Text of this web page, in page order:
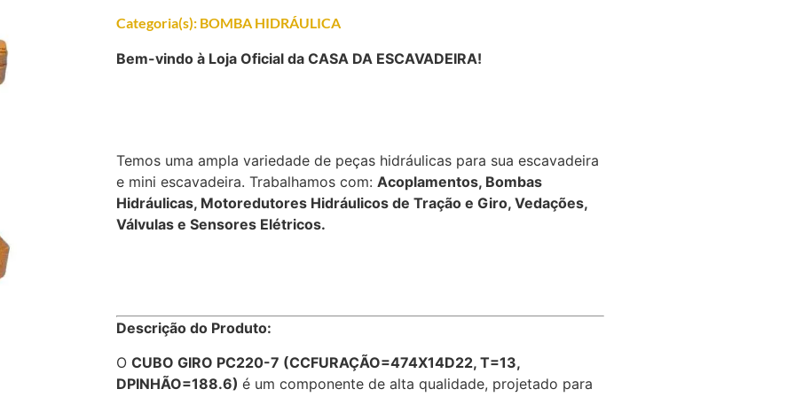
Categoria(s): BOMBA HIDRÁULICA
Bem-vindo à Loja Oficial da CASA DA ESCAVADEIRA!
Temos uma ampla variedade de peças hidráulicas para sua escavadeira
e mini escavadeira. Trabalhamos com:Acoplamentos, Bombas
Hidráulicas, Motoredutores Hidráulicos de Tração e Giro, Vedações,
Válvulas e Sensores Elétricos.
Descrição do Produto:
OCUBO GIRO PC220-7 (CCFURAÇÃO=474X14D22, T=13,
DPINHÃO=188.6)é um componente de alta qualidade, projetado para